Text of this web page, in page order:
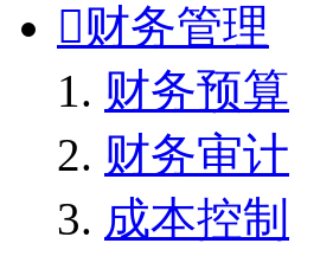
财务管理
财务预算
财务审计
成本控制